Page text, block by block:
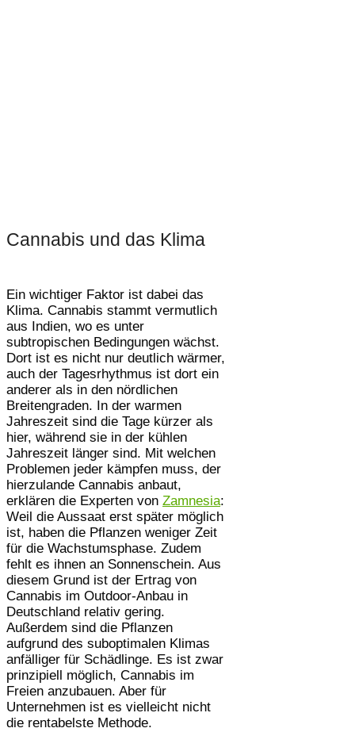
Cannabis und das Klima
Ein wichtiger Faktor ist dabei das
Klima. Cannabis stammt vermutlich
aus Indien, wo es unter
subtropischen Bedingungen wächst.
Dort ist es nicht nur deutlich wärmer,
auch der Tagesrhythmus ist dort ein
anderer als in den nördlichen
Breitengraden. In der warmen
Jahreszeit sind die Tage kürzer als
hier, während sie in der kühlen
Jahreszeit länger sind. Mit welchen
Problemen jeder kämpfen muss, der
hierzulande Cannabis anbaut,
erklären die Experten von Zamnesia:
Weil die Aussaat erst später möglich
ist, haben die Pflanzen weniger Zeit
für die Wachstumsphase. Zudem
fehlt es ihnen an Sonnenschein. Aus
diesem Grund ist der Ertrag von
Cannabis im Outdoor-Anbau in
Deutschland relativ gering.
Außerdem sind die Pflanzen
aufgrund des suboptimalen Klimas
anfälliger für Schädlinge. Es ist zwar
prinzipiell möglich, Cannabis im
Freien anzubauen. Aber für
Unternehmen ist es vielleicht nicht
die rentabelste Methode.